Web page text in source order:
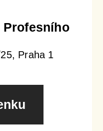
orchestru
Praha 1